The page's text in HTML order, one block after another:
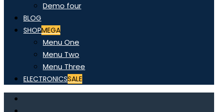
Demo four
BLOG
SHOPMEGA
Menu One
Menu Two
Menu Three
ELECTRONICSSALE